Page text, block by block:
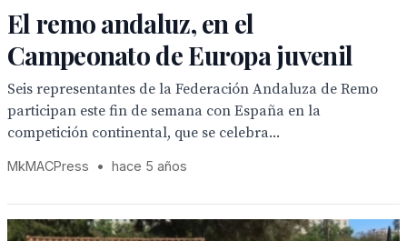
El remo andaluz, en el
Campeonato de Europa juvenil
Seis representantes de la Federación Andaluza de Remo
participan este fin de semana con España en la
competición continental, que se celebra...
MkMACPress • hace 5 años